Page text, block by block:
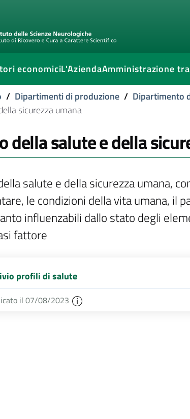
economiciL'AziendaAmministrazione
/ Dipartimenti di produzione / Dipartimento
sicurezza umana
della salute e della
salute e della sicurezza umana,
le condizioni della vita umana, il
influenzabili dallo stato degli
fattore
profili di salute
il 07/08/2023